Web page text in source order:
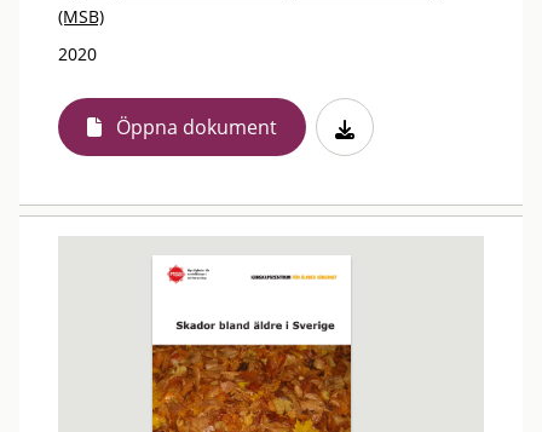
(MSB)
2020
Öppna dokument